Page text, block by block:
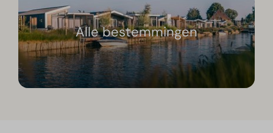
Alle bestemmingen